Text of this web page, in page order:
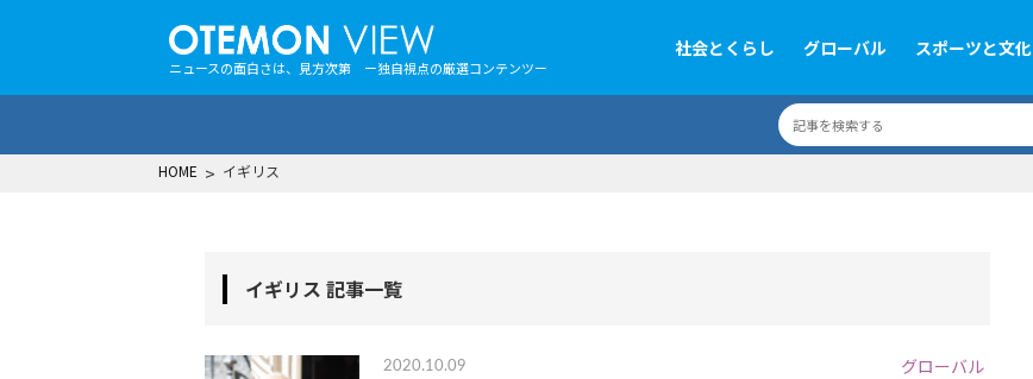
ニュースの面白さは、見方次第 ー独自視点の厳選コンテンツー
社会とくらし グローバル スポーツと文化
HOME > イギリス
イギリス 記事一覧
2020.10.09 グローバル